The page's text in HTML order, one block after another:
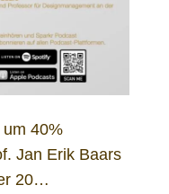
40%
Jan Erik Baars
20…